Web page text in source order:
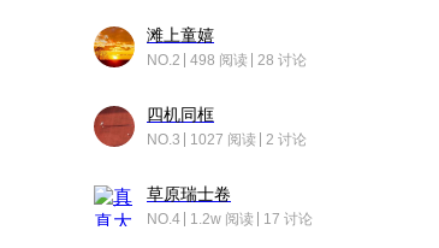
滩上童嬉
NO.2 498 阅读 28 讨论
四机同框
NO.3 1027 阅读 2 讨论
草原瑞士卷
NO.4 1.2w 阅读 17 讨论